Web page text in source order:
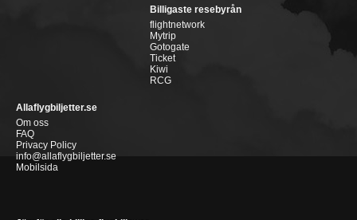
Billigaste resebyrån
flightnetwork
Mytrip
Gotogate
Ticket
Kiwi
RCG
Allaflygbiljetter.se
Om oss
FAQ
Privacy Policy
info@allaflygbiljetter.se
Mobilsida